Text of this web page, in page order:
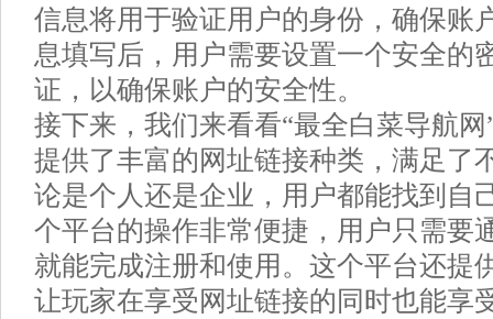
信息将用于验证用户的身份，确保账
息填写后，用户需要设置一个安全的
证，以确保账户的安全性。
接下来，我们来看看“最全白菜导航
提供了丰富的网址链接种类，满足了
论是个人还是企业，用户都能找到自
个平台的操作非常便捷，用户只需要
就能完成注册和使用。这个平台还提
让玩家在享受网址链接的同时也能享